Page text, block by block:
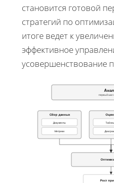
становится готовой
стратегий по
итоге ведет к
эффективное
усовершенствование
первый шаг
Сбор данных
Документы
Метрики
Рост